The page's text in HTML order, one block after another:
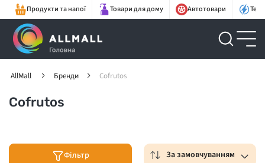
Продукти та напої Товари для дому Автотовари
AllMall Бренди Cofrutos
Cofrutos
Фільтр За замовчуванням